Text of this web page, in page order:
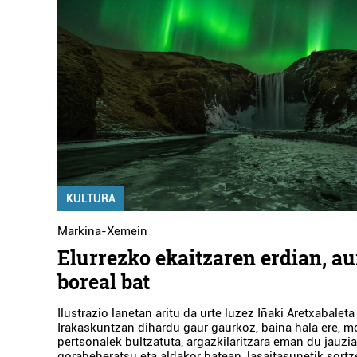
KULTURA
Markina-Xemein
Elurrezko ekaitzaren erdian,
boreal bat
Ilustrazio lanetan aritu da urte luzez Iñaki
Irakaskuntzan dihardu gaur gaurkoz, baina hala ere,
pertsonalek bultzatuta, argazkilaritzara eman du